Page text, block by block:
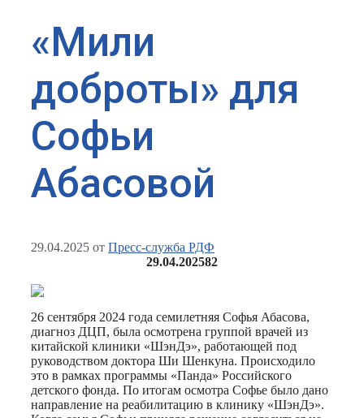
«Мили
доброты» для
Софьи
Абасовой
29.04.2025 от Пресс-служба РДФ
29.04.202582
26 сентября 2024 года семилетняя Софья Абасова,
диагноз ДЦП, была осмотрена группой врачей из
китайской клиники «ШэнДэ», работающей под
руководством доктора Ши Шенкуна. Происходило
это в рамках программы «Панда» Российского
детского фонда. По итогам осмотра Софье было дано
направление на реабилитацию в клинику «ШэнДэ».